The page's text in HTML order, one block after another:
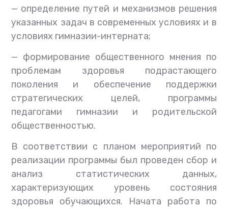
— определение путей и механизмов решения
указанных задач в современных условиях и в
условиях гимназии-интерната;
— формирование общественного мнения по
проблемам здоровья подрастающего
поколения и обеспечение поддержки
стратегических целей, программы
педагогами гимназии и родительской
общественностью.
В соответствии с планом мероприятий по
реализации программы был проведен сбор и
анализ статистических данных,
характеризующих уровень состояния
здоровья обучающихся. Начата работа по